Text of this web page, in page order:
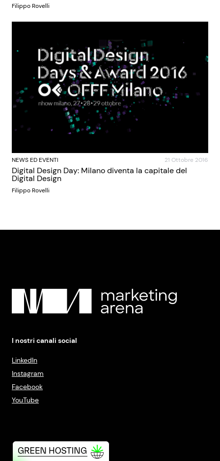
Filippo Rovelli
NEWS ED EVENTI 21 Ottobre 2016
Digital Design Day: Milano diventa la capitale del
Digital Design
Filippo Rovelli
I nostri canali social
LinkedIn
Instagram
Facebook
YouTube